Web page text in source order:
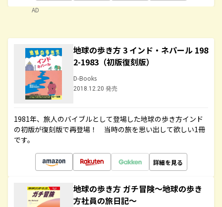
AD
地球の歩き方 3 インド・ネパール 198
2-1983（初版復刻版）
D-Books
2018.12.20 発売
1981年、旅人のバイブルとして登場した地球の歩き方インド
の初版が復刻版で再登場！ 当時の旅を思い出して欲しい1冊
です。
詳細を見る
地球の歩き方 ガチ冒険～地球の歩き
方社員の旅日記～